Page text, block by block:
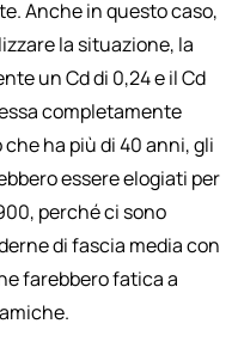
Anche in questo caso,
la situazione, la
un Cd di 0,24 e il Cd
completamente
ha più di 40 anni, gli
essere elogiati per
perché ci sono
di fascia media con
farebbero fatica a